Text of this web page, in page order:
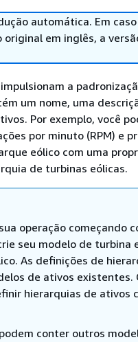
automática. Em
em inglês, a
a
um nome, uma
Por exemplo, você
por minuto (RPM) e
eólico com uma
de turbinas eólicas.
operação começando
seu modelo de turbina
As definições de
de ativos existentes.
hierarquias de ativos
conter outros